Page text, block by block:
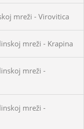
mreži - Virovitica
mreži - Krapina
mreži -
mreži -